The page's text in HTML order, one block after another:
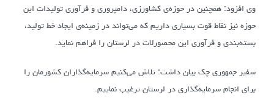
وی افزود: همچنین در حوزه‌ی کشاورزی، دامپروری و فرآوری تولیدات این
حوزه نیز نقاط قوت بسیاری داریم که می‌تواند در زمینه‌ی ایجاد خط تولید،
بسته‌بندی و فرآوری این محصورلات در لرستان را فراهم نماید.
سفیر جمهوری چک بیان داشت: تلاش می‌کنیم سرمایه‌گذاران کشورمان را
برای انجام سرمایه‌گذاری در لرستان ترغیب نماییم.